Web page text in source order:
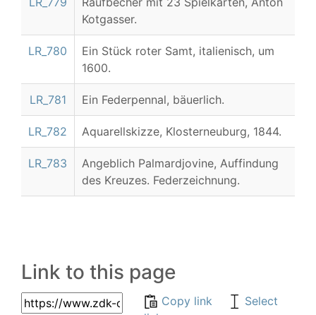
Kotgasser.
LR_780
Ein Stück roter Samt, italienisch, um
1600.
LR_781 Ein Federpennal, bäuerlich.
LR_782 Aquarellskizze, Klosterneuburg, 1844.
LR_783
Angeblich Palmardjovine, Auffindung
des Kreuzes. Federzeichnung.
Link to this page
Copy link
Select